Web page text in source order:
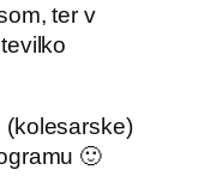
ter v
(kolesarske)
🙂